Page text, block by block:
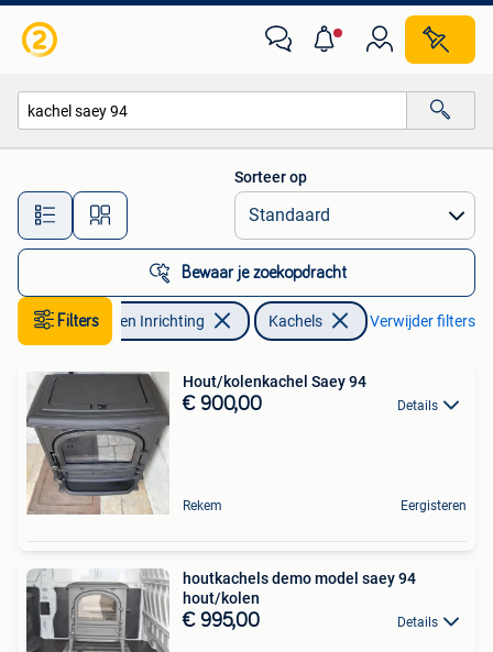
Alle afstanden…
Sorteer op
Bewaar je zoekopdracht
FiltersHuis en Inrichting Kachels Verwijder filters
Hout/kolenkachel Saey 94
€ 900,00 Details
Rekem Eergisteren
houtkachels demo model saey 94
hout/kolen
€ 995,00 Details